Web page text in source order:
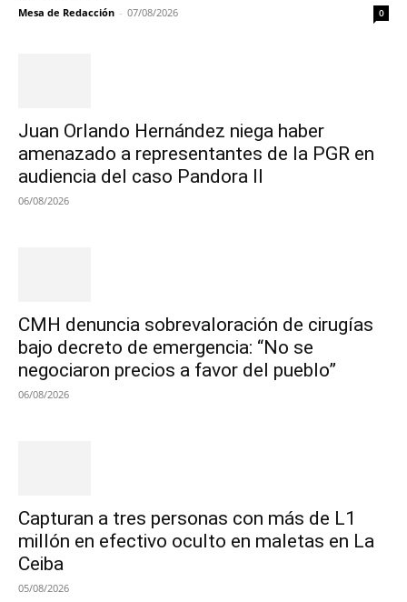
Mesa de Redacción - 07/08/2026 0
Juan Orlando Hernández niega haber
amenazado a representantes de la PGR en
audiencia del caso Pandora II
06/08/2026
CMH denuncia sobrevaloración de cirugías
bajo decreto de emergencia: “No se
negociaron precios a favor del pueblo”
06/08/2026
Capturan a tres personas con más de L1
millón en efectivo oculto en maletas en La
Ceiba
05/08/2026